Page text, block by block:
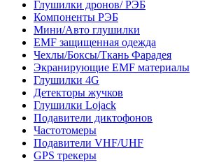
Глушилки дронов/ РЭБ
Компоненты РЭБ
Мини/Авто глушилки
EMF защищенная одежда
Чехлы/Боксы/Ткань Фарадея
Экранирующие EMF материалы
Глушилки 4G
Детекторы жучков
Глушилки Lojack
Подавители диктофонов
Частотомеры
Подавители VHF/UHF
GPS трекеры